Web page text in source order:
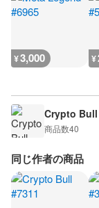
¥3,000 ¥
Crypto
商品数40
同じ作者の商品